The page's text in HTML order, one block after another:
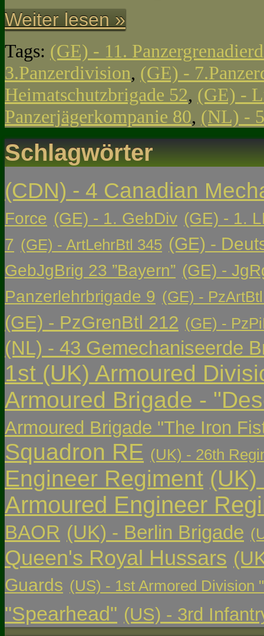
Weiter lesen »
Tags: (GE) - 11.
3.Panzerdivision, (GE) -
Heimatschutzbrigade 52, (GE) -
Panzerjägerkompanie 80, (NL) -
Schlagwörter
(CDN) - 4 Canadian
Force (GE) - 1. GebDiv (GE) - 1.
7 (GE) - ArtLehrBtl 345 (GE) -
GebJgBrig 23 ”Bayern” (GE) -
Panzerlehrbrigade 9 (GE) -
(GE) - PzGrenBtl 212 (GE) -
(NL) - 43 Gemechaniseerde
1st (UK) Armoured
Armoured Brigade -
Armoured Brigade "The Iron
Squadron RE (UK) - 26th
Engineer Regiment
Armoured Engineer
BAOR (UK) - Berlin Brigade
Queen's Royal Hussars
Guards (US) - 1st Armored Division
"Spearhead" (US) - 3rd